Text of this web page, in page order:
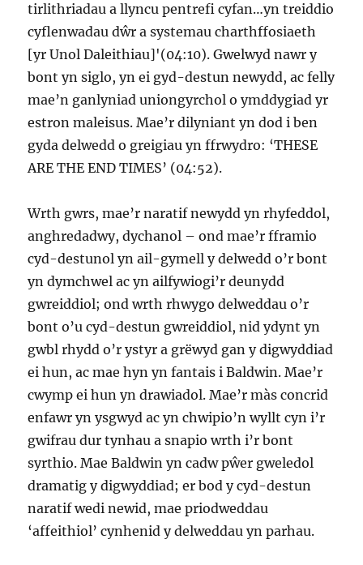
tirlithriadau a llyncu pentrefi cyfan…yn treiddio
cyflenwadau dŵr a systemau charthffosiaeth
[yr Unol Daleithiau]'(04:10). Gwelwyd nawr y
bont yn siglo, yn ei gyd-destun newydd, ac felly
mae’n ganlyniad uniongyrchol o ymddygiad yr
estron maleisus. Mae’r dilyniant yn dod i ben
gyda delwedd o greigiau yn ffrwydro: ‘THESE
ARE THE END TIMES’ (04:52).
Wrth gwrs, mae’r naratif newydd yn rhyfeddol,
anghredadwy, dychanol – ond mae’r fframio
cyd-destunol yn ail-gymell y delwedd o’r bont
yn dymchwel ac yn ailfywiogi’r deunydd
gwreiddiol; ond wrth rhwygo delweddau o’r
bont o’u cyd-destun gwreiddiol, nid ydynt yn
gwbl rhydd o’r ystyr a grëwyd gan y digwyddiad
ei hun, ac mae hyn yn fantais i Baldwin. Mae’r
cwymp ei hun yn drawiadol. Mae’r màs concrid
enfawr yn ysgwyd ac yn chwipio’n wyllt cyn i’r
gwifrau dur tynhau a snapio wrth i’r bont
syrthio. Mae Baldwin yn cadw pŵer gweledol
dramatig y digwyddiad; er bod y cyd-destun
naratif wedi newid, mae priodweddau
‘affeithiol’ cynhenid y delweddau yn parhau.